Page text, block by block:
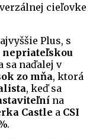
cieľovke
Plus, s
nepriateľskou
sa naďalej v
zo mňa, ktorá
, keď sa
na
Castle a CSI